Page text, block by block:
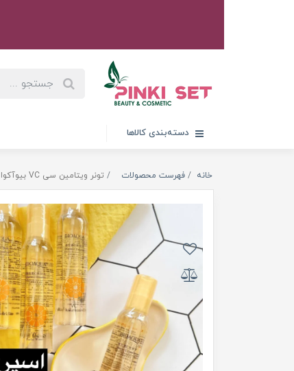
دسته‌بندی کالاها
خانه فهرست محصولات تونر ویتامین سی VC بیوآکوا - VC facial water - BIOAQUA